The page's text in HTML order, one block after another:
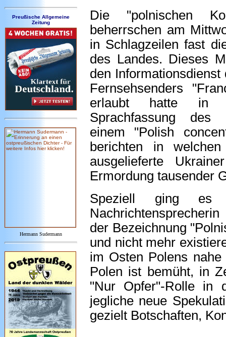
Preußische Allgemeine
Zeitung
Hermann Sudermann
Die "polnischen
beherrschen am
in Schlagzeilen fast
des Landes. Dieses
den
Fernsehsenders
erlaubt hatte in
Sprachfassung des
einem "Polish
berichten in
ausgelieferte
Ermordung tausender
Speziell ging es
der Bezeichnung
und nicht mehr
im Osten Polens
Polen ist bemüht, in
"Nur Opfer"-Rolle in
jegliche neue
gezielt Botschaften,